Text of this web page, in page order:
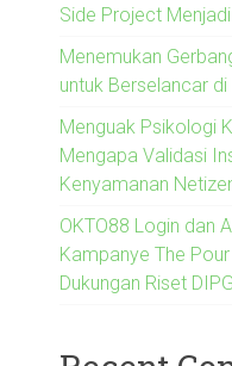
Side Project
Menemukan
untuk Berselancar di
Menguak Psikologi
Mengapa Validasi
Kenyamanan
OKTO88 Login dan
Kampanye The
Dukungan Riset DIPG